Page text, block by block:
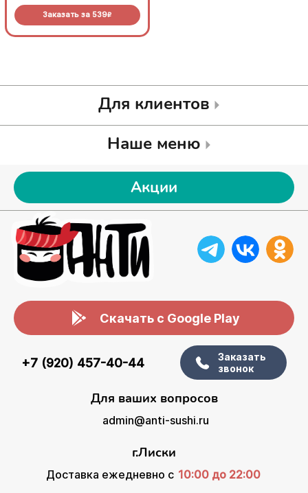
Заказать за 539R
Для клиентов
Наше меню
Акции
Скачать с Google Play
+7 (920) 457-40-44
Заказать
звонок
Для ваших вопросов
admin@anti-sushi.ru
г.Лиски
Доставка ежедневно с 10:00 до 22:00